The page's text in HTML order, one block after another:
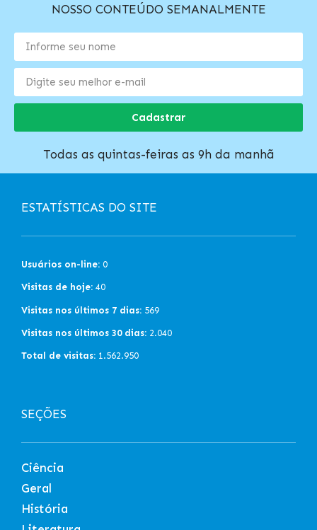
NOSSO CONTEÚDO SEMANALMENTE
Cadastrar
Todas as quintas-feiras as 9h da manhã
ESTATÍSTICAS DO SITE
Usuários on-line: 0
Visitas de hoje: 40
Visitas nos últimos 7 dias: 569
Visitas nos últimos 30 dias: 2.040
Total de visitas: 1.562.950
SEÇÕES
Ciência
Geral
História